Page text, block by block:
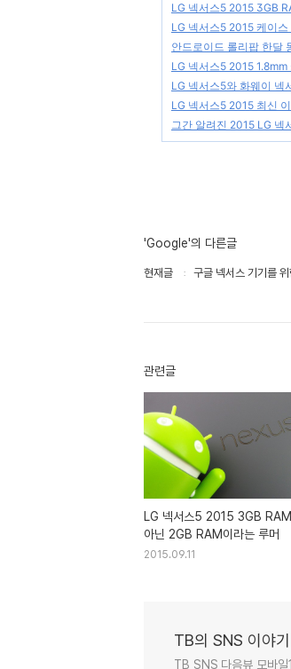
LG 넥서스5 2015 3GB
LG 넥서스5 2015 케이스
안드로이드 롤리팝 한달
LG 넥서스5 2015 1.8mm
LG 넥서스5와 화웨이 넥
LG 넥서스5 2015 최신
그간 알려진 2015 LG 넥
'Google'의 다른글
현재글 구글 넥서스 기기를
관련글
LG 넥서스5 2015 3GB RAM
아닌 2GB RAM이라는 루머
2015.09.11
TB의 SNS 이야기
TB SNS 다음뷰 모바